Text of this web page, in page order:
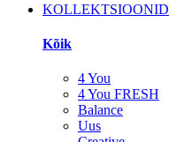
KOLLEKTSIOONID
Kõik
4 You
4 You FRESH
Balance
Uus